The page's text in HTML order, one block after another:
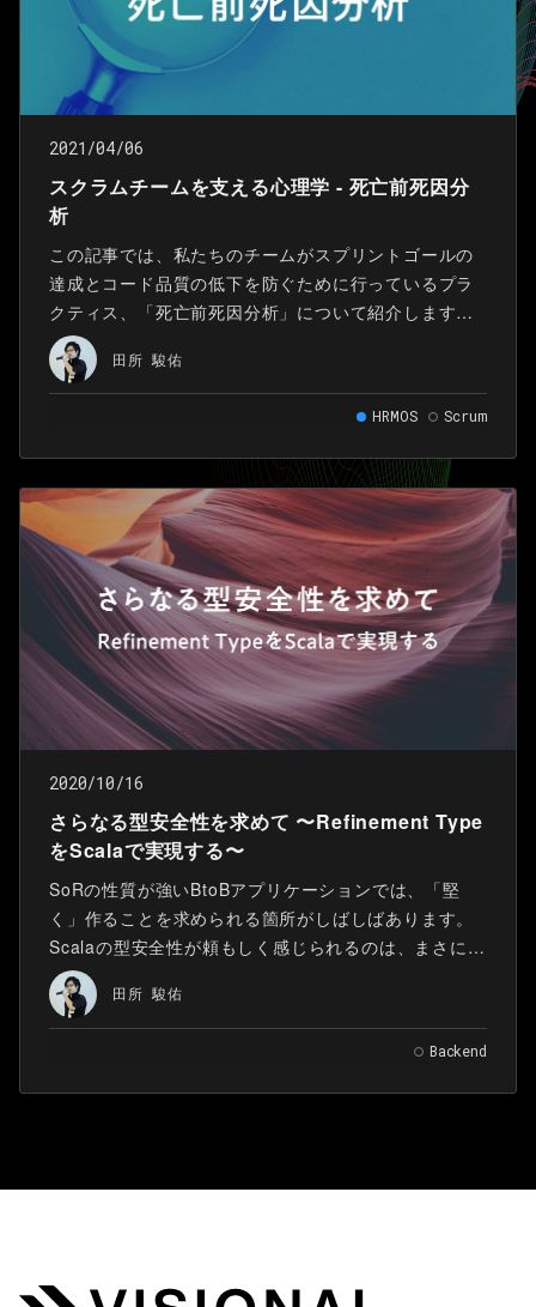
2021/04/06
スクラムチームを支える心理学 - 死亡前死因分
析
この記事では、私たちのチームがスプリントゴールの
達成とコード品質の低下を防ぐために行っているプラ
クティス、「死亡前死因分析」について紹介します。
スクラムチームと計画 変化への適応が強調されるスク
ラムですが、だからと言って事前の計画をないがしろ
にすることはできません。
田所 駿佑
HRMOS Scrum
2020/10/16
さらなる型安全性を求めて 〜Refinement Type
をScalaで実現する〜
SoRの性質が強いBtoBアプリケーションでは、「堅
く」作ることを求められる箇所がしばしばあります。
Scalaの型安全性が頼もしく感じられるのは、まさにこ
のような箇所においてです。 「堅く」作るために、私
たちがいま注目しているのが refined と newtype とい
うライブラリです。 この記事では、refinedとnewtype
を使ってScalaの型安全性をさらに引き出すテクニック
を紹介します。
田所 駿佑
Backend